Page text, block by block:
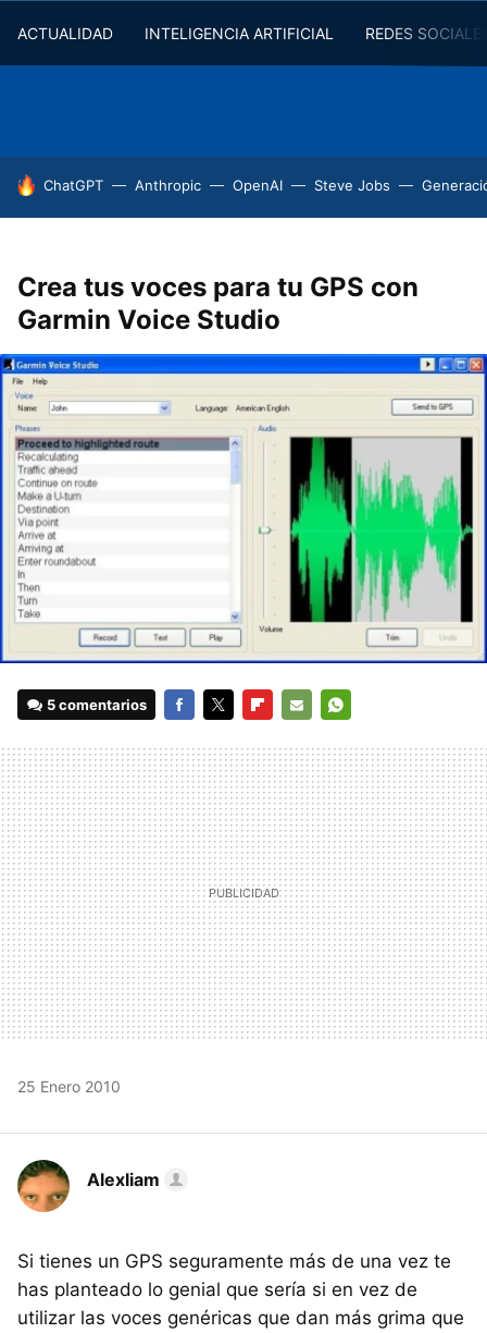
ACTUALIDAD INTELIGENCIA ARTIFICIAL REDES
HOY SE HABLA DE
ChatGPT Anthropic OpenAI Steve Jobs
Crea tus voces para tu GPS con
Garmin Voice Studio
5 comentarios
MAIL
25 Enero 2010
Alexliam
Si tienes un GPS seguramente más de una vez te
has planteado lo genial que sería si en vez de
utilizar las voces genéricas que dan más grima que